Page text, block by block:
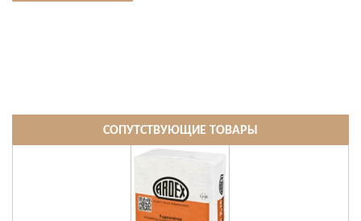
СОПУТСТВУЮЩИЕ ТОВАРЫ